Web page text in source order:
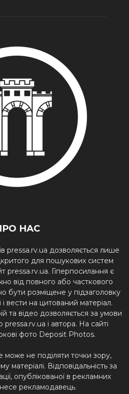
НАС
pressa.rv.ua дозволяється лише
для пошукових систем
pressa.rv.ua. Гіперпосилання є
від повного або часткового
бути розміщене у підзаголовку
вести на цитований матеріал.
та відео дозволяється за умови
і автора. На сайті
фото Deposit Photos.
може не поділяти точки зору,
матеріалі. Відповідальність за
опублікованої в рекламних
несе рекламодавець.